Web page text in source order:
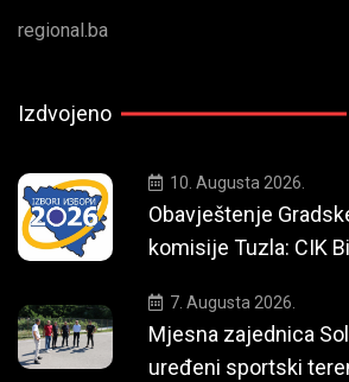
regional.ba
Izdvojeno
10. Augusta 2026.
Obavještenje
komisije Tuzla: CIK
7. Augusta 2026.
Mjesna zajednica
uređeni sportski